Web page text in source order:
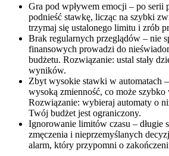
Gra pod wpływem emocji – po serii
podnieść stawkę, licząc na szybki
trzymaj się ustalonego limitu i zrób
Brak regularnych przeglądów – nie
finansowych prowadzi do
budżetu. Rozwiązanie: ustal stały
wyników.
Zbyt wysokie stawki w automatach
wysoką zmienność, co może szybko
Rozwiązanie: wybieraj automaty o
Twój budżet jest ograniczony.
Ignorowanie limitów czasu – długie
zmęczenia i nieprzemyślanych
alarm, który przypomni o